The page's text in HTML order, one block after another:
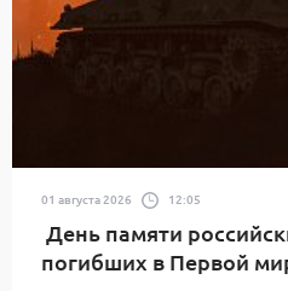
01 августа 2026 12:05
День памяти
погибших в Первой